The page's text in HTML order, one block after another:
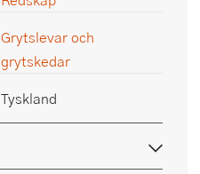
Grytslevar och
grytskedar
Tyskland